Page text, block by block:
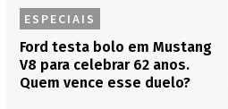
ESPECIAIS
Ford testa bolo em Mustang
V8 para celebrar 62 anos.
Quem vence esse duelo?